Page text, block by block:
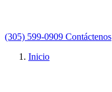
(305) 599-0909 Contáctenos
Inicio